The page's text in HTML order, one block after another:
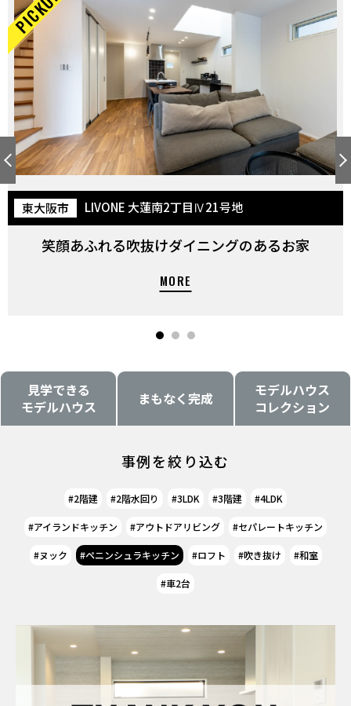
東大阪市 LIVONE 大蓮南2丁目Ⅳ21号地
笑顔あふれる吹抜けダイニングのあるお家
見学できる
モデルハウス
まもなく完成
モデルハウス
コレクション
事例を絞り込む
2階建 2階水回り 3LDK 3階建 4LDK
アイランドキッチン アウトドアリビング セパレートキッチン
ヌック ペニンシュラキッチン ロフト 吹き抜け 和室
車2台